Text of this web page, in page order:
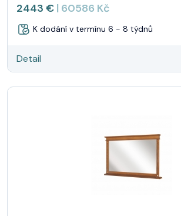
2443 € | 60586 Kč
K dodání v termínu 6 - 8 týdnů
Detail